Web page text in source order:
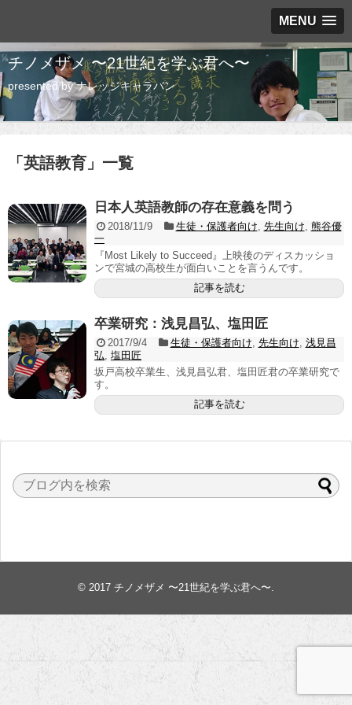
MENU
チノメザメ 〜21世紀を学ぶ君へ〜
presented by ナレッジキャラバン
「 英語教育 」 一覧
日本人英語教師の存在意義を問う
2018/11/9 生徒・保護者向け 先生向け 熊谷優
一
『Most Likely to Succeed』上映後のディスカッショ
ンで宮城の高校生が面白いことを言うんです。
記事を読む
卒業研究：浅見昌弘、塩田匠
2017/9/4 生徒・保護者向け 先生向け 浅見昌
弘 塩田匠
坂戸高校卒業生、浅見昌弘君、塩田匠君の卒業研究で
す。
記事を読む
© 2017 チノメザメ 〜21世紀を学ぶ君へ〜